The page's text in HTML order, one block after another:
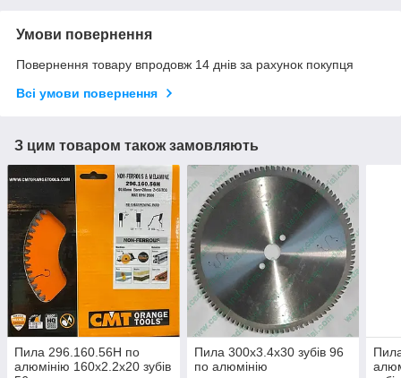
Умови повернення
Повернення товару впродовж 14 днів за рахунок покупця
Всі умови повернення
З цим товаром також замовляють
Пила 296.160.56H по
алюмінію 160х2.2х20 зубів
Пила 300x3.4x30 зубів 96
по алюмінію